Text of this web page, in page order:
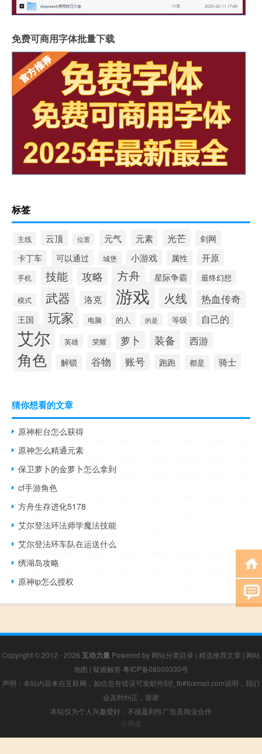
免费可商用字体批量下载
标签
主线 云顶 位置 元气 元素 光芒
剑网
卡丁车
可以通过 城堡 小游戏 属性 开原
手机 技能 攻略 方舟 星际争霸 最终幻想
模式 武器 洛克 游戏 火线 热血传奇
王国 玩家 电脑 的人 的是 等级 自己的
艾尔 英雄 荣耀 萝卜 装备 西游
角色 解锁 谷物 账号 跑跑 都是 骑士
猜你想看的文章
原神柜台怎么获得
原神怎么精通元素
保卫萝卜的金萝卜怎么拿到
cf手游角色
方舟生存进化5178
艾尔登法环法师学魔法技能
艾尔登法环车队在运送什么
绣湖岛攻略
原神ip怎么授权
Copyright © 2012 - 2026 互动力量 Powered by 网站分类目录 | 精选推荐文章 | 网站
地图 | 疑难解答 粤ICP备08000330号
声明：本站内容来自互联网，如信息有错误可发邮件到f_fb#foxmail.com说明，我们
会及时纠正，谢谢
本站仅为个人兴趣爱好，不接盈利性广告及商业合作
小男孩